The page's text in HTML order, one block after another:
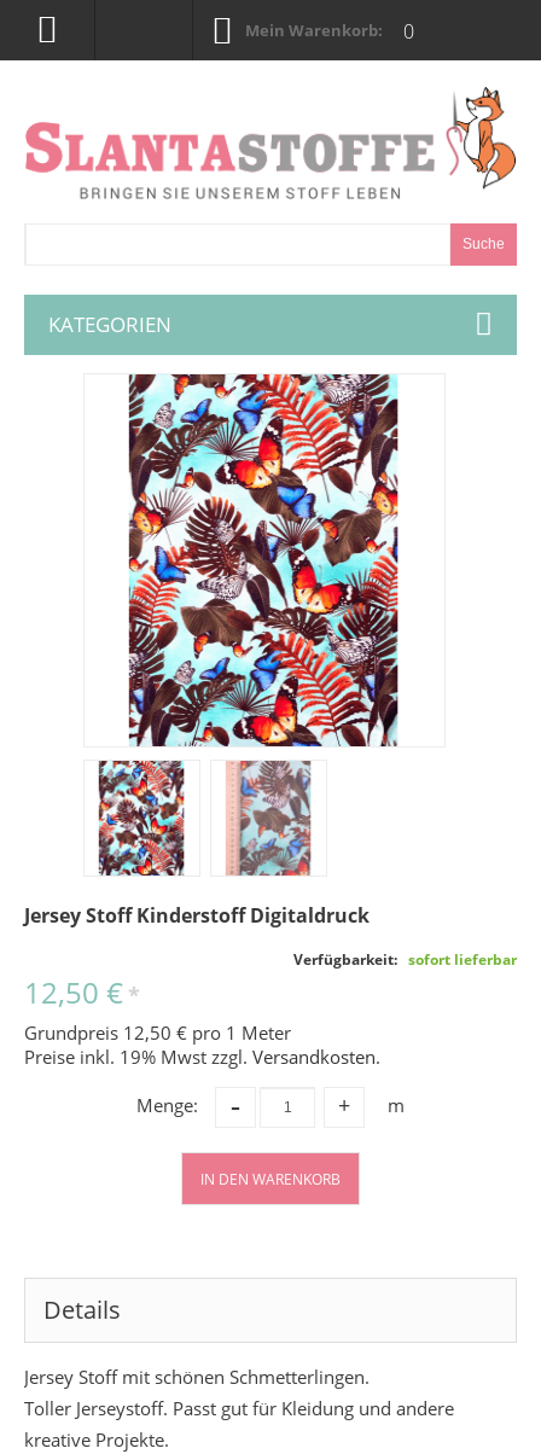
Mein Warenkorb: 0
Suche
KATEGORIEN
Jersey Stoff Kinderstoff Digitaldruck
Verfügbarkeit: sofort lieferbar
12,50 € *
Grundpreis 12,50 € pro 1 Meter
Preise inkl. 19% Mwst zzgl. Versandkosten.
Menge:
+
- m
IN DEN WARENKORB
Details
Jersey Stoff mit schönen Schmetterlingen.
Toller Jerseystoff. Passt gut für Kleidung und andere
kreative Projekte.